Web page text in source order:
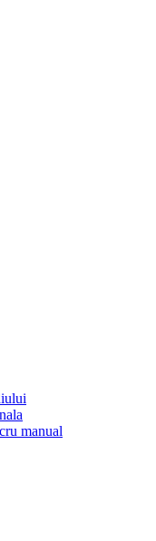
manual